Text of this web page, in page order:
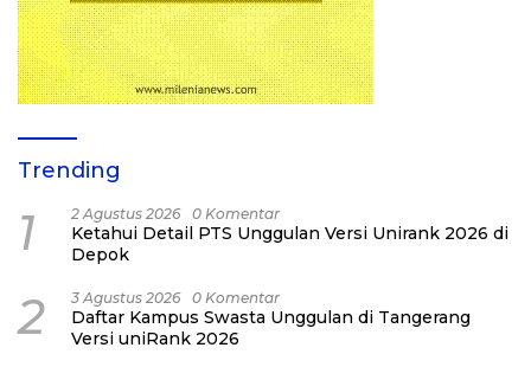
Trending
1 2 Agustus 2026 0 Komentar
Ketahui Detail PTS Unggulan Versi Unirank 2026 di
Depok
2 3 Agustus 2026 0 Komentar
Daftar Kampus Swasta Unggulan di Tangerang
Versi uniRank 2026